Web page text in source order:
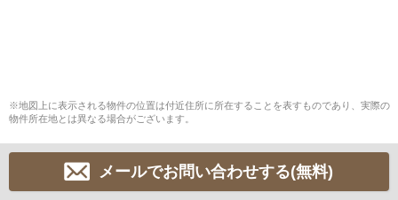
※地図上に表示される物件の位置は付近住所に所在することを表すものであり、実際の
物件所在地とは異なる場合がございます。
メールでお問い合わせする(無料)